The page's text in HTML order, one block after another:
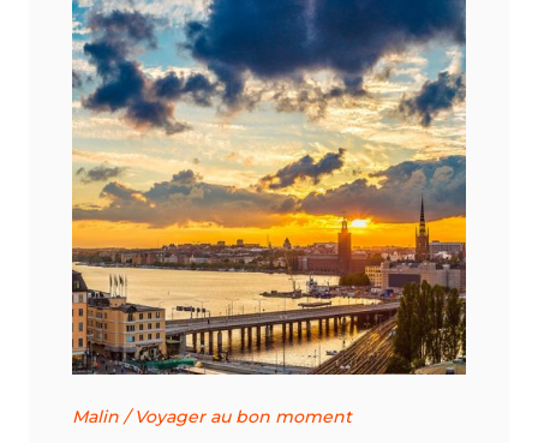
Malin /Voyager au bon moment